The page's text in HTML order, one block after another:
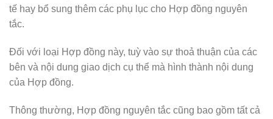
tế hay bổ sung thêm các phụ lục cho Hợp đồng nguyên
tắc.
Đối với loại Hợp đồng này, tuỳ vào sự thoả thuận của các
bên và nội dung giao dịch cụ thể mà hình thành nội dung
của Hợp đồng.
Thông thường, Hợp đồng nguyên tắc cũng bao gồm tất cả